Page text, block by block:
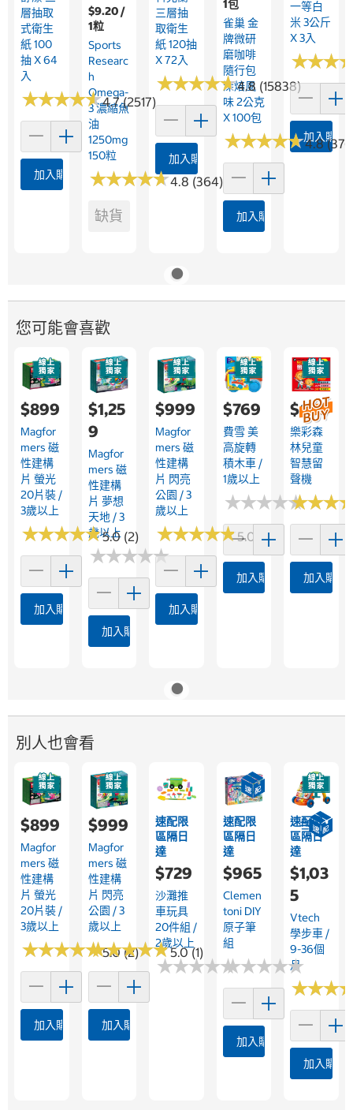
層抽取
式衛生
紙 100
抽 X 64
入
★★★★★
★★★★★4.7 (2517)
加入購物車
$9.20 /
1粒
Sports
Researc
H
Omega-
3 濃縮魚
油
1250mg
150粒
★★★★★
★★★★★4.8 (364)
缺貨
三層抽
取衛生
紙 120抽
X 72入
★★★★★
★★★★★4.8 (15838)
加入購物車
1包
雀巢 金
牌微研
磨咖啡
隨行包
深焙風
味 2公克
X 100包
★★★★★
★★★★★4.8
加入購物車
一等白
米 3公斤
X 3入
★★★
★★★
加入購物
您可能會喜歡
$899
Magfor
Mers 磁
性建構
片 螢光
20片裝 /
3歲以上
★★★★★
★★★★★5.0 (2)
加入購物車
$1,25
9
Magfor
Mers 磁
性建構
片 夢想
天地 / 3
歲以上
★★★★★
★★★★★
加入購物車
$999
Magfor
Mers 磁
性建構
片 閃亮
公園 / 3
歲以上
★★★★★
★★★★★5.0 (1)
加入購物車
$769
費雪 美
高旋轉
積木車 /
1歲以上
★★★★★
★★★★★
加入購物車
$699
樂彩森
林兒童
智慧留
聲機
★★★
★★★
加入購物
別人也會看
$899
Magfor
Mers 磁
性建構
片 螢光
20片裝 /
3歲以上
★★★★★
★★★★★5.0 (2)
加入購物車
$999
Magfor
Mers 磁
性建構
片 閃亮
公園 / 3
歲以上
★★★★★
★★★★★5.0 (1)
加入購物車
速配限
區隔日
達
$729
沙灘推
車玩具
20件組 /
2歲以上
★★★★★
★★★★★
速配限
區隔日
達
$965
Clemen
Toni DIY
原子筆
組
★★★★★
★★★★★
加入購物車
速配限
區隔日
達
$1,03
5
Vtech
學步車 /
9-36個
月
★★★
★★★
加入購物